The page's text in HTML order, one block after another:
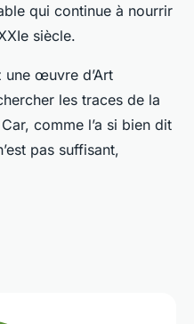
qui continue à nourrir
siècle.
œuvre d’Art
les traces de la
comme l’a si bien dit
pas suffisant,